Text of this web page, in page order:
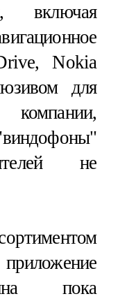
включая
Nokia
для
компании,
не
пока